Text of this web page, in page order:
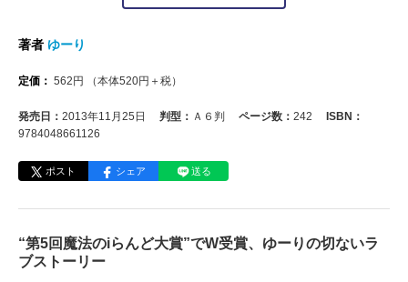
著者 ゆーり
定価： 562 円 （本体520円＋税）
発売日： 2013年11月25日 判型： Ａ６判 ページ数： 242
ISBN：
9784048661126
ポスト シェア 送る
“第5回魔法のiらんど大賞”でW受賞、ゆーりの切ないラ
ブストーリー